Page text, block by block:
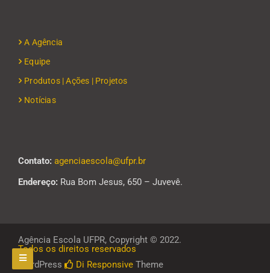
A Agência
Equipe
Produtos | Ações | Projetos
Notícias
Contato: agenciaescola@ufpr.br
Endereço: Rua Bom Jesus, 650 – Juvevê.
Agência Escola UFPR, Copyright © 2022.
Todos os direitos reservados
WordPress
Di Responsive Theme